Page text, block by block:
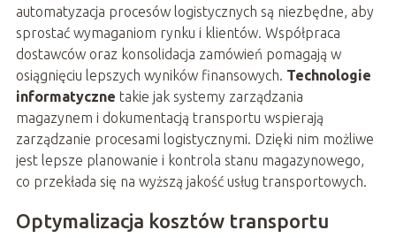
automatyzacja procesów logistycznych są niezbędne, aby
sprostać wymaganiom rynku i klientów. Współpraca
dostawców oraz konsolidacja zamówień pomagają w
osiągnięciu lepszych wyników finansowych. Technologie
informatyczne takie jak systemy zarządzania
magazynem i dokumentacją transportu wspierają
zarządzanie procesami logistycznymi. Dzięki nim możliwe
jest lepsze planowanie i kontrola stanu magazynowego,
co przekłada się na wyższą jakość usług transportowych.
Optymalizacja kosztów transportu